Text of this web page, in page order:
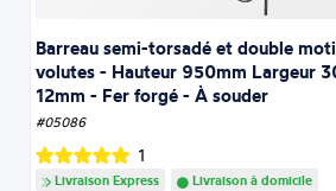
Barreau semi-torsadé et double
volutes - Hauteur 950mm Largeur
12mm - Fer forgé - À souder
#05086
1
Livraison Express Livraison à domicile